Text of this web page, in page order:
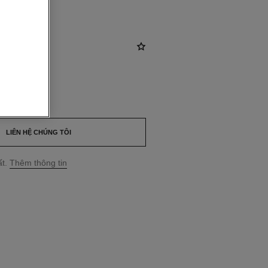
LIÊN HỆ CHÚNG TÔI
Thêm thông tin